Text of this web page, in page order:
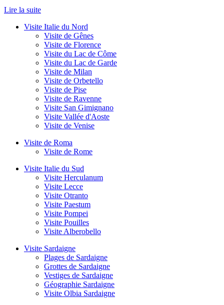
Lire la suite
Visite Italie du Nord
Visite de Gênes
Visite de Florence
Visite du Lac de Côme
Visite du Lac de Garde
Visite de Milan
Visite de Orbetello
Visite de Pise
Visite de Ravenne
Visite San Gimignano
Visite Vallée d'Aoste
Visite de Venise
Visite de Roma
Visite de Rome
Visite Italie du Sud
Visite Herculanum
Visite Lecce
Visite Otranto
Visite Paestum
Visite Pompei
Visite Pouilles
Visite Alberobello
Visite Sardaigne
Plages de Sardaigne
Grottes de Sardaigne
Vestiges de Sardaigne
Géographie Sardaigne
Visite Olbia Sardaigne